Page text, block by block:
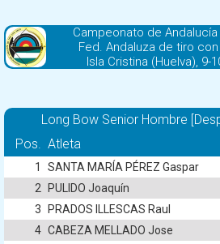
Campeonato de Andalucía
Fed. Andaluza de tiro con
Isla Cristina (Huelva), 9-
Long Bow Senior Hombre
Pos. Atleta
1 SANTA MARÍA PÉREZ Gaspar
2
PULIDO Joaquín
3
PRADOS ILLESCAS Raul
4 CABEZA MELLADO Jose